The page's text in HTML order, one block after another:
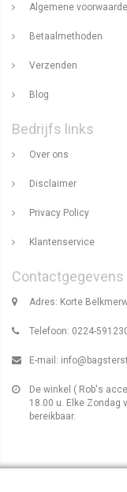
Algemene
Betaalmethoden
Verzenden
Blog
Bedrijfs links
Over ons
Disclaimer
Privacy Policy
Klantenservice
Contactgegevens
Adres: Korte
Telefoon: 0224-
E-mail:
De winkel ( Rob's
18.00 u. Elke Zondag
bereikbaar.